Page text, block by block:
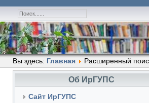
Вы здесь: Главная Расширенный
Об ИрГУПС
Сайт ИрГУПС